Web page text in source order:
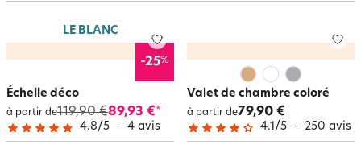
nette en installant un porte-serviettes. À volutes, en bois, en forme
d’échelle ou en métal, le porte-serviettes est également un rangement de
plus dans la maison. Fonctionnel et stylé, il garde vos serviettes à portée
de main, évite le désordre et ajoute une touche élégante à votre salle de
bain. Découvrez sans plus attendre toute notre sélection de
portemanteau, patère et valet sur becquet.fr !
LE BLANC
-25%
Échelle déco
à partir de119,90 €89,93 €*
4.8/5 - 4 avis
Valet de chambre coloré
à partir de79,90 €
4.1/5 - 250 avis